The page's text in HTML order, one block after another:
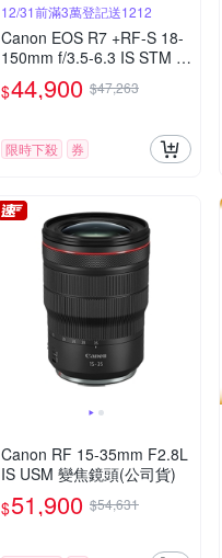
12/31前滿3萬登記送1212
Canon EOS R7 +RF-S 18-
150mm f/3.5-6.3 IS STM 公
司貨
$44,900 $47,263
限時下殺 券
Canon RF 15-35mm F2.8L
IS USM 變焦鏡頭(公司貨)
$51,900 $54,631